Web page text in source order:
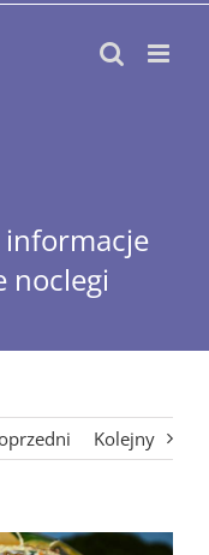
informacje
noclegi
Kolejny